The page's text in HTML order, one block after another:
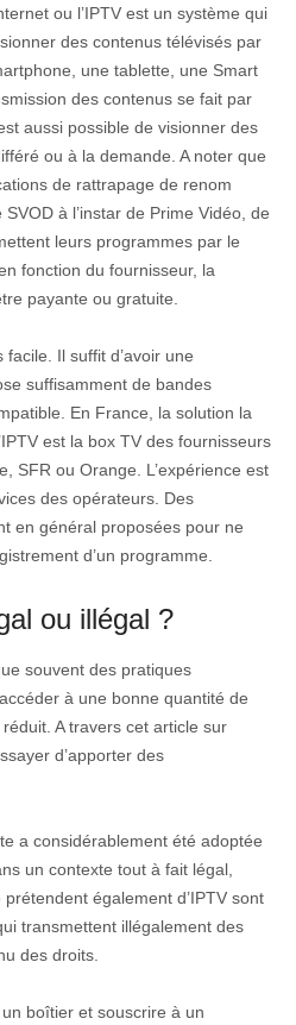
ou l’IPTV est un système qui
des contenus télévisés par
une tablette, une Smart
des contenus se fait par
aussi possible de visionner des
ou à la demande. A noter que
de rattrapage de renom
à l’instar de Prime Vidéo, de
leurs programmes par le
fonction du fournisseur, la
payante ou gratuite.
facile. Il suffit d’avoir une
suffisamment de bandes
En France, la solution la
est la box TV des fournisseurs
SFR ou Orange. L’expérience est
des opérateurs. Des
en général proposées pour ne
d’un programme.
ou illégal ?
souvent des pratiques
à une bonne quantité de
A travers cet article sur
d’apporter des
a considérablement été adoptée
un contexte tout à fait légal,
également d’IPTV sont
transmettent illégalement des
des droits.
boîtier et souscrire à un